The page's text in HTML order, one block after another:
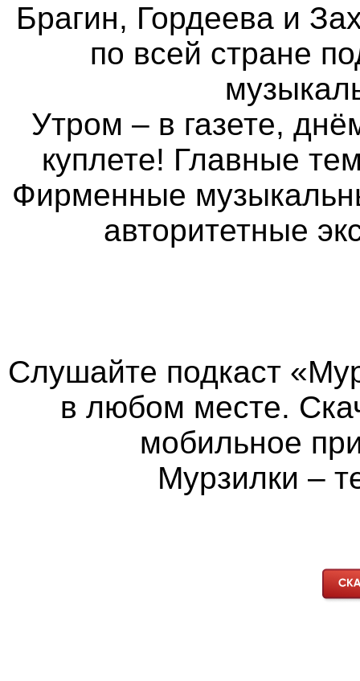
Брагин, Гордеева и
по всей стране
Утром – в газете,
куплете! Главные
Фирменные
авторитетные
Слушайте подкаст
в любом месте.
мобильное
Мурзилки –